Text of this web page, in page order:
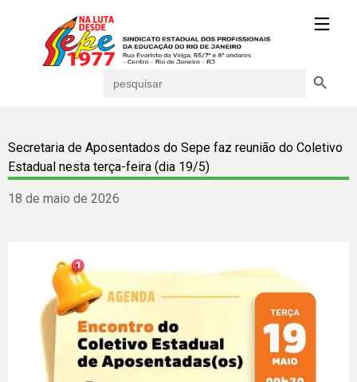
for:
Secretaria de Aposentados do Sepe faz reunião do Coletivo
Estadual nesta terça-feira (dia 19/5)
18 de maio de 2026